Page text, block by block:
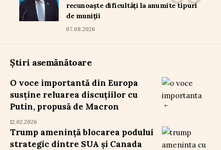
recunoaște dificultăți la anumite tipuri
de muniții
07.08.2026
Știri asemănătoare
O voce importantă din Europa
susține reluarea discuțiilor cu
Putin, propusă de Macron
12.02.2026
Trump amenință blocarea podului
strategic dintre SUA și Canada